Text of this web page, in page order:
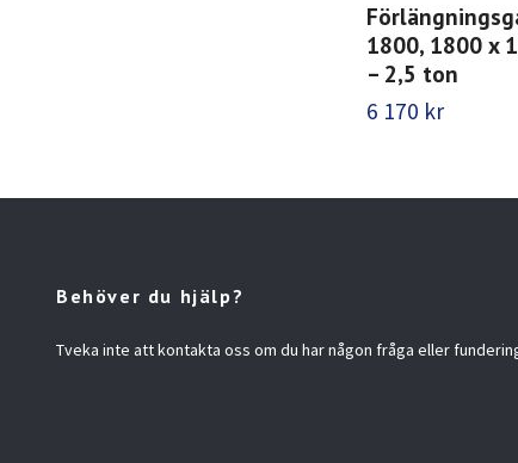
1800, 1800 x
– 2,5 ton
6 170 kr
Behöver du hjälp?
Tveka inte att kontakta oss om du har någon fråga eller